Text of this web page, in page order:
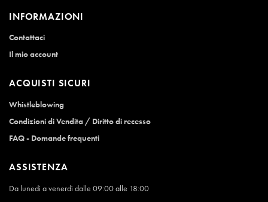
INFORMAZIONI
Contattaci
Il mio account
ACQUISTI SICURI
Whistleblowing
Condizioni di Vendita / Diritto di recesso
FAQ - Domande frequenti
ASSISTENZA
Da lunedì a venerdì dalle 09:00 alle 18:00